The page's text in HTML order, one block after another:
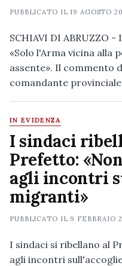
PUBBLICATO IL19 AGOSTO
SCHIAVI DI ABRUZZO
«Solo l'Arma vicina alla
assente». Il commento
comandante
IN EVIDENZA
I sindaci
Prefetto:
agli incontri
migranti»
PUBBLICATO IL 9 FEBBRAIO
I sindaci si ribellano al
agli incontri